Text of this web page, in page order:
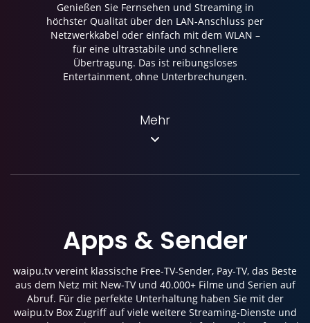
Genießen Sie Fernsehen und Streaming in
höchster Qualität über den LAN-Anschluss per
Netzwerkkabel oder einfach mit dem WLAN –
für eine ultrastabile und schnellere
Übertragung. Das ist reibungsloses
Entertainment, ohne Unterbrechungen.
Mehr
Apps &Sender
waipu.tv vereint klassische Free-TV-Sender, Pay-TV, das Beste
aus dem Netz mit New-TV und 40.000+ Filme und Serien auf
Abruf. Für die perfekte Unterhaltung haben Sie mit der
waipu.tv Box Zugriff auf viele weitere Streaming-Dienste und